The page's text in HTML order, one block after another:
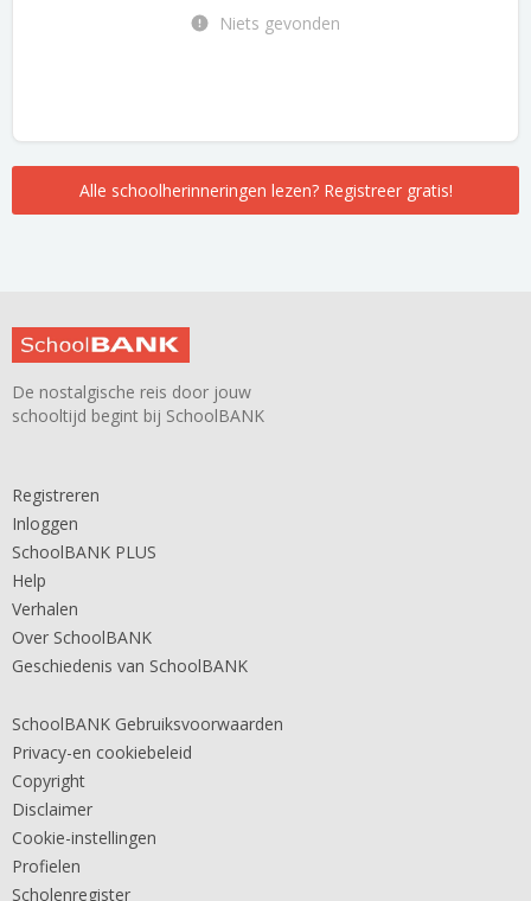
Niets gevonden
Alle schoolherinneringen lezen? Registreer gratis!
De nostalgische reis door jouw
schooltijd begint bij SchoolBANK
Registreren
Inloggen
SchoolBANK PLUS
Help
Verhalen
Over SchoolBANK
Geschiedenis van SchoolBANK
SchoolBANK Gebruiksvoorwaarden
Privacy-en cookiebeleid
Copyright
Disclaimer
Cookie-instellingen
Profielen
Scholenregister